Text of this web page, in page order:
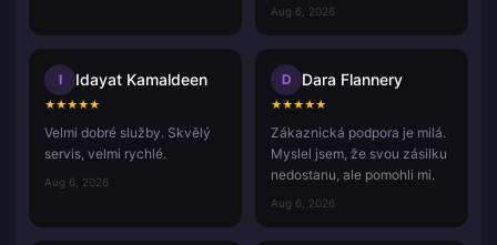
Aug 6, 2026
I Idayat Kamaldeen
★★★★★
Velmi dobré služby. Skvělý
servis, velmi rychlé.
Aug 6, 2026
D Dara Flannery
★★★★★
Zákaznická podpora je milá.
Myslel jsem, že svou zásilku
nedostanu, ale pomohli mi.
Aug 6, 2026